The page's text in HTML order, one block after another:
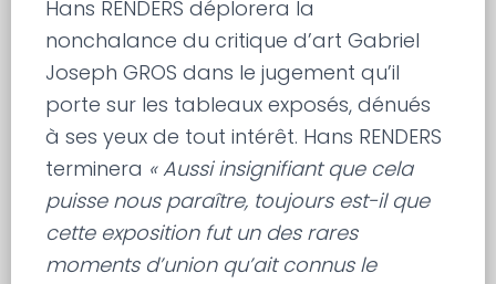
Hans RENDERS déplorera la
nonchalance du critique d’art Gabriel
Joseph GROS dans le jugement qu’il
porte sur les tableaux exposés, dénués
à ses yeux de tout intérêt. Hans RENDERS
terminera « Aussi insignifiant que cela
puisse nous paraître, toujours est-il que
cette exposition fut un des rares
moments d’union qu’ait connus le